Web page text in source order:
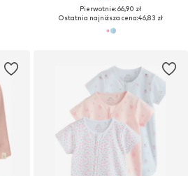
Pierwotnie: 66,90 zł
Ostatnia najniższa cena:46,83 zł